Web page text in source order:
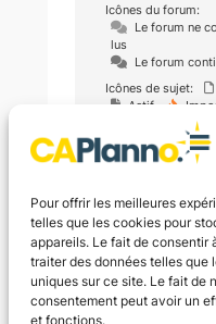
Pour offrir les meilleures
telles que les cookies pour
appareils. Le fait de consentir
traiter des données telles que
uniques sur ce site. Le fait de
consentement peut avoir un
et fonctions.
Icônes du forum:
Le forum ne
lus
Le forum
Icônes de sujet:
Actif
Non approuvé